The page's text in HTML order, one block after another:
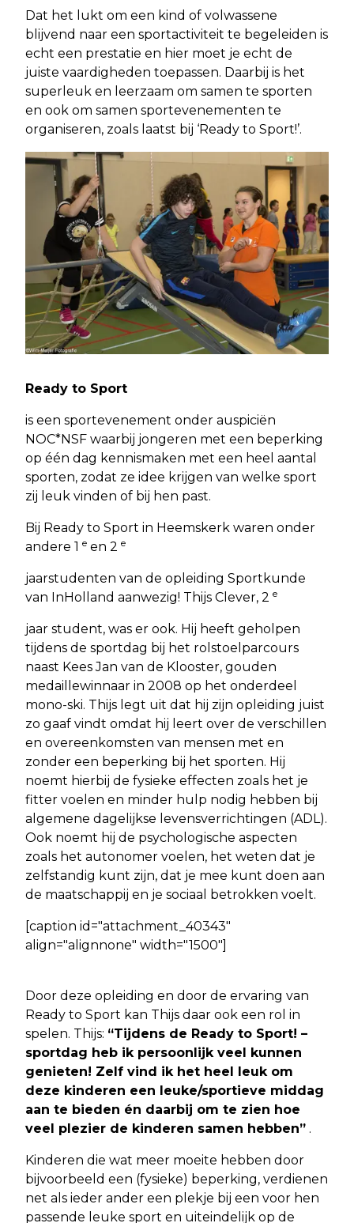
Dat het lukt om een kind of volwassene
blijvend naar een sportactiviteit te begeleiden is
echt een prestatie en hier moet je echt de
juiste vaardigheden toepassen. Daarbij is het
superleuk en leerzaam om samen te sporten
en ook om samen sportevenementen te
organiseren, zoals laatst bij ‘Ready to Sport!’.
Ready to Sport
is een sportevenement onder auspiciën
NOC*NSF waarbij jongeren met een beperking
op één dag kennismaken met een heel aantal
sporten, zodat ze idee krijgen van welke sport
zij leuk vinden of bij hen past.
Bij Ready to Sport in Heemskerk waren onder
andere 1 e en 2 e
jaarstudenten van de opleiding Sportkunde
van InHolland aanwezig! Thijs Clever, 2 e
jaar student, was er ook. Hij heeft geholpen
tijdens de sportdag bij het rolstoelparcours
naast Kees Jan van de Klooster, gouden
medaillewinnaar in 2008 op het onderdeel
mono-ski. Thijs legt uit dat hij zijn opleiding juist
zo gaaf vindt omdat hij leert over de verschillen
en overeenkomsten van mensen met en
zonder een beperking bij het sporten. Hij
noemt hierbij de fysieke effecten zoals het je
fitter voelen en minder hulp nodig hebben bij
algemene dagelijkse levensverrichtingen (ADL).
Ook noemt hij de psychologische aspecten
zoals het autonomer voelen, het weten dat je
zelfstandig kunt zijn, dat je mee kunt doen aan
de maatschappij en je sociaal betrokken voelt.
[caption id="attachment_40343"
align="alignnone" width="1500"]
Door deze opleiding en door de ervaring van
Ready to Sport kan Thijs daar ook een rol in
spelen. Thijs: “Tijdens de Ready to Sport! –
sportdag heb ik persoonlijk veel kunnen
genieten! Zelf vind ik het heel leuk om
deze kinderen een leuke/sportieve middag
aan te bieden én daarbij om te zien hoe
veel plezier de kinderen samen hebben” .
Kinderen die wat meer moeite hebben door
bijvoorbeeld een (fysieke) beperking, verdienen
net als ieder ander een plekje bij een voor hen
passende leuke sport en uiteindelijk op de